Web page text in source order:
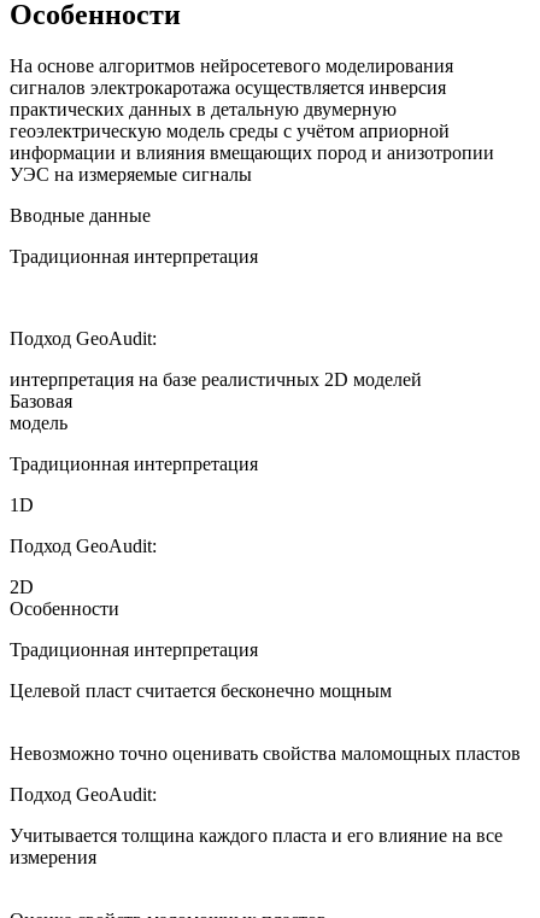
Особенности
На основе алгоритмов нейросетевого моделирования
сигналов электрокаротажа осуществляется инверсия
практических данных в детальную двумерную
геоэлектрическую модель среды с учётом априорной
информации и влияния вмещающих пород и анизотропии
УЭС на измеряемые сигналы
Вводные данные
Традиционная интерпретация
Подход GeoAudit:
интерпретация на базе реалистичных 2D моделей
Базовая
модель
Традиционная интерпретация
1D
Подход GeoAudit:
2D
Особенности
Традиционная интерпретация
Целевой пласт считается бесконечно мощным
Невозможно точно оценивать свойства маломощных пластов
Подход GeoAudit:
Учитывается толщина каждого пласта и его влияние на все
измерения